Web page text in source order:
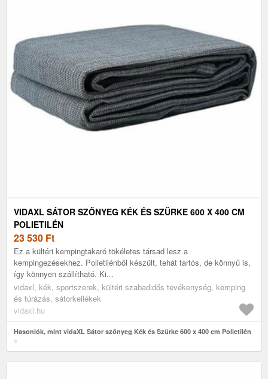
VIDAXL SÁTOR SZŐNYEG KÉK ÉS SZÜRKE 600 X 400 CM
POLIETILÉN
23 530 Ft
Ez a kültéri kempingtakaró tökéletes társad lesz a
kempingezésekhez. Polietilénből készült, tehát tartós, de könnyű is,
így könnyen szállítható. Ki...
vidaxl, kék, sportszerek, kültéri szabadidős tevékenység, kemping
és túrázás, sátorkellékek
vidaxl.hu
Hasonlók, mint vidaXL Sátor szőnyeg Kék és Szürke 600 x 400 cm Polietilén